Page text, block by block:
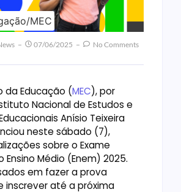
MEC
07/06/2025 No Comments
da Educação (MEC), por
Nacional de Estudos e
Anísio Teixeira
neste sábado (7),
sobre o Exame
Ensino Médio (Enem) 2025.
em fazer a prova
inscrever até a próxima